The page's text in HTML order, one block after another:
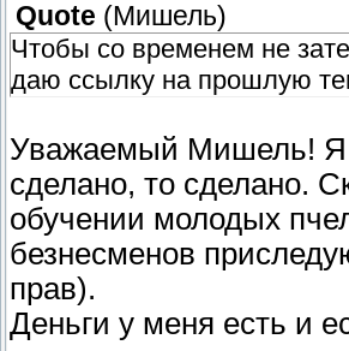
Quote (Мишель)
Чтобы со временем не
даю ссылку на прошлую
Уважаемый Мишель! Я
сделано, то сделано.
обучении молодых
безнесменов
прав).
Деньги у меня есть и